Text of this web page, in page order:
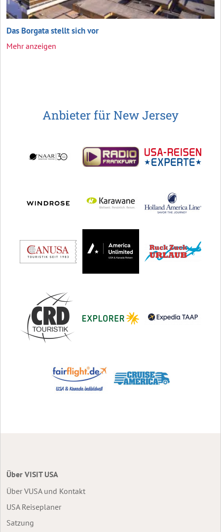
Das Borgata stellt sich vor
Mehr anzeigen
Anbieter für New Jersey
Über VISIT USA
Über VUSA und Kontakt
USA Reiseplaner
Satzung